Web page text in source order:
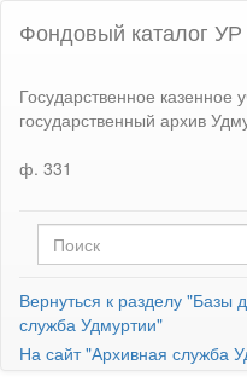
Фондовый каталог УР
Государственное
государственный архив
ф. 331
Вернуться к разделу "Базы
служба Удмуртии"
На сайт "Архивная служба